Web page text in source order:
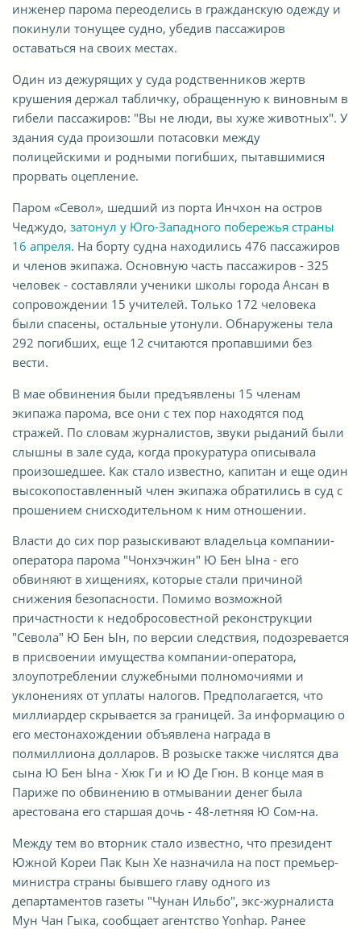
инженер парома переоделись в гражданскую одежду и
покинули тонущее судно, убедив пассажиров
оставаться на своих местах.
Один из дежурящих у суда родственников жертв
крушения держал табличку, обращенную к виновным в
гибели пассажиров: "Вы не люди, вы хуже животных". У
здания суда произошли потасовки между
полицейскими и родными погибших, пытавшимися
прорвать оцепление.
Паром «Севол», шедший из порта Инчхон на остров
Чеджудо, затонул у Юго-Западного побережья страны
16 апреля. На борту судна находились 476 пассажиров
и членов экипажа. Основную часть пассажиров - 325
человек - составляли ученики школы города Ансан в
сопровождении 15 учителей. Только 172 человека
были спасены, остальные утонули. Обнаружены тела
292 погибших, еще 12 считаются пропавшими без
вести.
В мае обвинения были предъявлены 15 членам
экипажа парома, все они с тех пор находятся под
стражей. По словам журналистов, звуки рыданий были
слышны в зале суда, когда прокуратура описывала
произошедшее. Как стало известно, капитан и еще один
высокопоставленный член экипажа обратились в суд с
прошением снисходительном к ним отношении.
Власти до сих пор разыскивают владельца компании-
оператора парома "Чонхэчжин" Ю Бен Ына - его
обвиняют в хищениях, которые стали причиной
снижения безопасности. Помимо возможной
причастности к недобросовестной реконструкции
"Севолa" Ю Бен Ын, по версии следствия, подозревается
в присвоении имущества компании-оператора,
злоупотреблении служебными полномочиями и
уклонениях от уплаты налогов. Предполагается, что
миллиардер скрывается за границей. За информацию о
его местонахождении объявлена награда в
полмиллиона долларов. В розыске также числятся два
сына Ю Бен Ына - Хюк Ги и Ю Де Гюн. В конце мая в
Париже по обвинению в отмывании денег была
арестована его старшая дочь - 48-летняя Ю Сом-на.
Между тем во вторник стало известно, что президент
Южной Кореи Пак Кын Хе назначила на пост премьер-
министра страны бывшего главу одного из
департаментов газеты "Чунан Ильбо", экс-журналиста
Мун Чан Гыка, сообщает агентство Yonhap. Ранее